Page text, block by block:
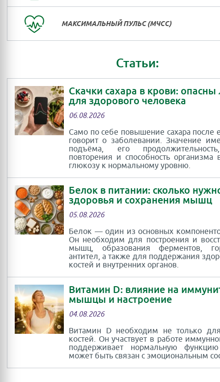
МАКСИМАЛЬНЫЙ ПУЛЬС (МЧСС)
Статьи:
Скачки сахара в крови: опасны
для здорового человека
06.08.2026
Само по себе повышение сахара после
говорит о заболевании. Значение
подъёма, его
повторения и способность организма
глюкозу к нормальному уровню.
Белок в питании: сколько
здоровья и сохранения мышц
05.08.2026
Белок — один из основных
Он необходим для построения и
мышц, образования ферментов,
антител, а также для поддержания
костей и внутренних органов.
Витамин D: влияние на
мышцы и настроение
04.08.2026
Витамин D необходим не только
костей. Он участвует в работе
поддерживает нормальную
может быть связан с эмоциональным